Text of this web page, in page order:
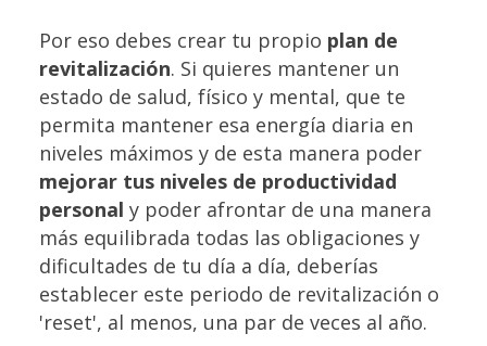
Por eso debes crear tu propio plan de
revitalización. Si quieres mantener un
estado de salud, físico y mental, que te
permita mantener esa energía diaria en
niveles máximos y de esta manera poder
mejorar tus niveles de productividad
personal y poder afrontar de una manera
más equilibrada todas las obligaciones y
dificultades de tu día a día, deberías
establecer este periodo de revitalización o
'reset', al menos, una par de veces al año.